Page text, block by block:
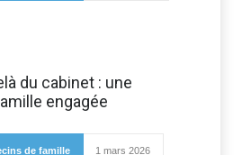
du cabinet : une
engagée
de famille 1 mars 2026